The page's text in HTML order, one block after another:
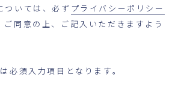
ついては、必ず プライバシーポリシー
ご同意の上、ご記入いただきますよう
必須入力項目となります。